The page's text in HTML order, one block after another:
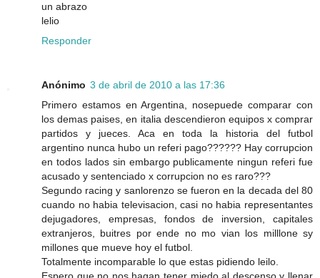
un abrazo
lelio
Responder
Anónimo 3 de abril de 2010 a las 17:36
Primero estamos en Argentina, nosepuede comparar con
los demas paises, en italia descendieron equipos x comprar
partidos y jueces. Aca en toda la historia del futbol
argentino nunca hubo un referi pago?????? Hay corrupcion
en todos lados sin embargo publicamente ningun referi fue
acusado y sentenciado x corrupcion no es raro???
Segundo racing y sanlorenzo se fueron en la decada del 80
cuando no habia televisacion, casi no habia representantes
dejugadores, empresas, fondos de inversion, capitales
extranjeros, buitres por ende no mo vian los milllone sy
millones que mueve hoy el futbol.
Totalmente incomparable lo que estas pidiendo leilo.